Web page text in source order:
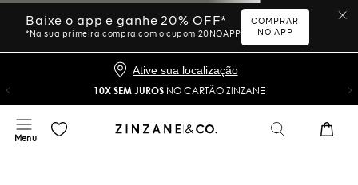
Ative sua localização
10X SEM JUROS NO CARTÃO ZINZANE